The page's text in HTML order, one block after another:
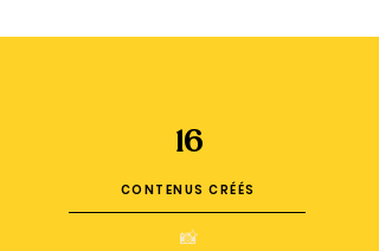
16
CONTENUS CRÉÉS
📸